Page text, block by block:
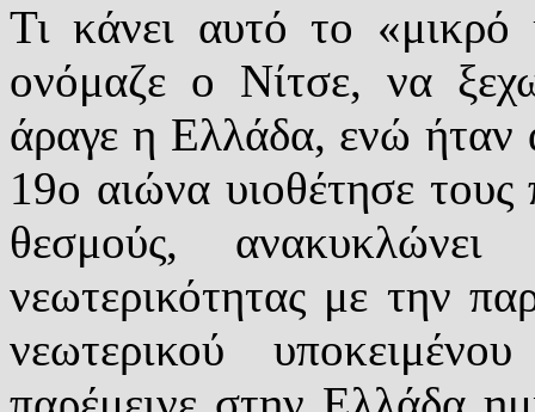
Τι κάνει αυτό το «μικρό
ονόμαζε ο Νίτσε, να
άραγε η Ελλάδα, ενώ
19ο αιώνα υιοθέτησε
θεσμούς,
νεωτερικότητας με την
νεωτερικού